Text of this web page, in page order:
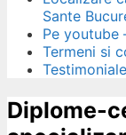
Sante
Pe youtube
Termeni si
Testimoniale
Diplome-